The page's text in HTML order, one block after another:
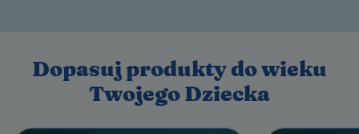
Dopasuj produkty do wieku
Twojego Dziecka